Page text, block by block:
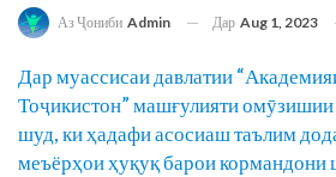
Аз Ҷониби Admin Дар Aug 1, 2023
Дар муассисаи давлатии
Тоҷикистон” машғулияти омӯзишии
шуд, ки ҳадафи асосиаш таълим
меъёрҳои ҳуқуқ барои кормандони